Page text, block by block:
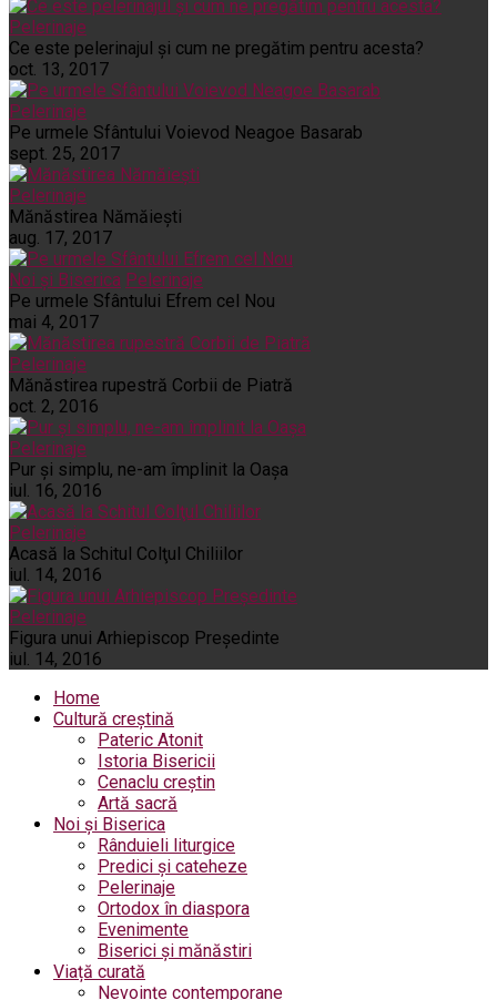
Pelerinaje
Ce este pelerinajul şi cum ne pregătim pentru acesta?
oct. 13, 2017
Pelerinaje
Pe urmele Sfântului Voievod Neagoe Basarab
sept. 25, 2017
Pelerinaje
Mănăstirea Nămăiești
aug. 17, 2017
Noi și Biserica Pelerinaje
Pe urmele Sfântului Efrem cel Nou
mai 4, 2017
Pelerinaje
Mănăstirea rupestră Corbii de Piatră
oct. 2, 2016
Pelerinaje
Pur şi simplu, ne-am împlinit la Oaşa
iul. 16, 2016
Pelerinaje
Acasă la Schitul Colţul Chiliilor
iul. 14, 2016
Pelerinaje
Figura unui Arhiepiscop Preşedinte
iul. 14, 2016
Home
Cultură creștină
Pateric Atonit
Istoria Bisericii
Cenaclu creștin
Artă sacră
Noi și Biserica
Rânduieli liturgice
Predici și cateheze
Pelerinaje
Ortodox în diaspora
Evenimente
Biserici și mănăstiri
Viață curată
Nevoințe contemporane